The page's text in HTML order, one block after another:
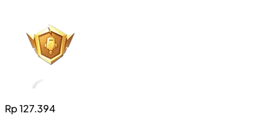
Rp 127.394